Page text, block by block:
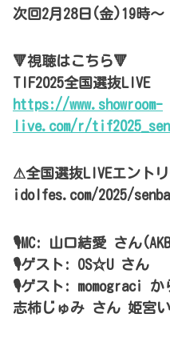
次回2月28日(金)19時～
🔻視聴はこちら🔻
TIF2025全国選抜LIVE
https://www.showroom-
live.com/r/
⚠全国選抜LIVEエント
idolfes.com/2025/
🎙MC: 山口結愛 さん
🎙ゲスト: OS☆U さん
🎙ゲスト: momograci か
志柿じゅみ さん 姫宮